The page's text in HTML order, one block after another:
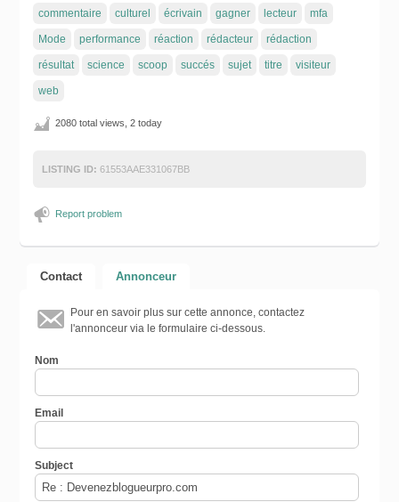
commentaire culturel écrivain gagner lecteur mfa
Mode performance réaction rédacteur rédaction
résultat science scoop succés sujet titre visiteur
web
2080 total views, 2 today
LISTING ID: 61553AAE331067BB
Report problem
Contact Annonceur
Pour en savoir plus sur cette annonce, contactez
l'annonceur via le formulaire ci-dessous.
Nom
Email
Subject